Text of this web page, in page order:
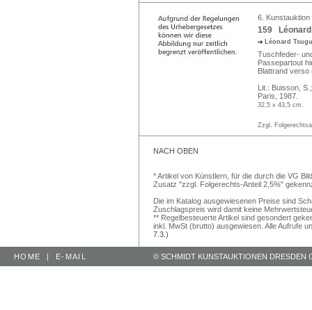
6.
159 Léonard
Léonard
Tuschfeder-
Passepartout
Blattrand verso
Lit.: Buisson,
Paris, 1987.
32,5 x 43,5 cm.
Zzgl.
NACH OBEN
* Artikel von Künstlern, für die durch die VG
Zusatz "zzgl. Folgerechts-Anteil 2,5%"
Die im Katalog ausgewiesenen Preise sind
Zuschlagspreis wird damit keine
** Regelbesteuerte Artikel sind gesondert
inkl. MwSt (brutto) ausgewiesen. Alle Aufrufe
7.3.)
HOME | E-MAIL © SCHMIDT KUNSTAUKTIONEN DRESDEN